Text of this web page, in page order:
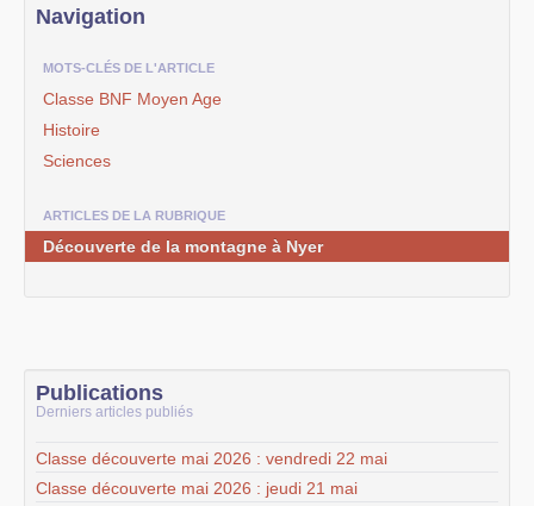
Navigation
MOTS-CLÉS DE L'ARTICLE
Classe BNF Moyen Age
Histoire
Sciences
ARTICLES DE LA RUBRIQUE
Découverte de la montagne à Nyer
Publications
Derniers articles publiés
Classe découverte mai 2026 : vendredi 22 mai
Classe découverte mai 2026 : jeudi 21 mai